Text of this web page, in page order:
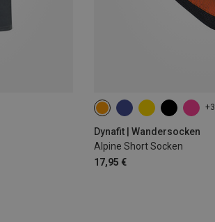
+3
Dynafit | Wandersocken
Alpine Short Socken
17,95 €
35|36|37|38 39|40|41|42